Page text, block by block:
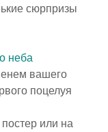
сюрпризы
неба
вашего
поцелуя
постер или на